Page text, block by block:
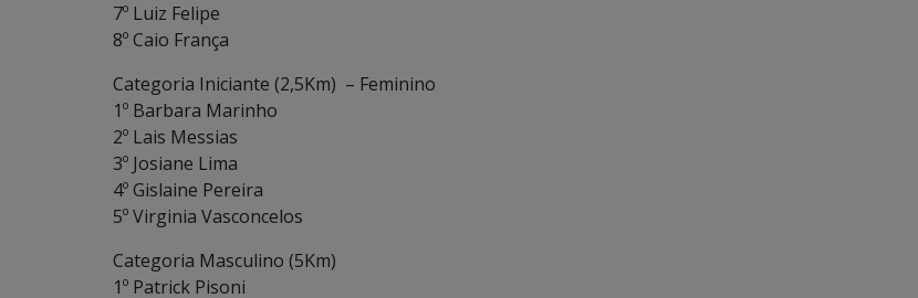
7º Luiz Felipe
8º Caio França
Categoria Iniciante (2,5Km) – Feminino
1º Barbara Marinho
2º Lais Messias
3º Josiane Lima
4º Gislaine Pereira
5º Virginia Vasconcelos
Categoria Masculino (5Km)
1º Patrick Pisoni